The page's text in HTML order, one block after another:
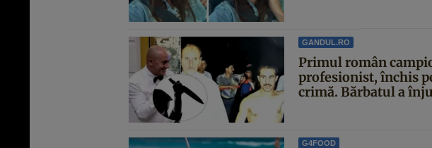
GANDUL.RO
Primul român
profesionist, închis
crimă. Bărbatul a
G4FOOD